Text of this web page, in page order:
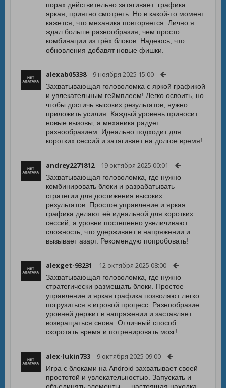
порах действительно затягивает: графика
яркая, приятно смотреть. Но в какой-то момент
кажется, что механика повторяется. Лично я
ждал больше разнообразия, чем просто
комбинации из трёх блоков. Надеюсь, что
обновления добавят новые фишки.
alexab05338 9 ноября 2025 15:00
Захватывающая головоломка с яркой графикой
и увлекательным геймплеем! Легко освоить, но
чтобы достичь высоких результатов, нужно
приложить усилия. Каждый уровень приносит
новые вызовы, а механика радует
разнообразием. Идеально подходит для
коротких сессий и затягивает на долгое время!
andrey2271812 19 октября 2025 00:01
Захватывающая головоломка, где нужно
комбинировать блоки и разрабатывать
стратегии для достижения высоких
результатов. Простое управление и яркая
графика делают её идеальной для коротких
сессий, а уровни постепенно увеличивают
сложность, что удерживает в напряжении и
вызывает азарт. Рекомендую попробовать!
alexget-93231 12 октября 2025 08:00
Захватывающая головоломка, где нужно
стратегически размещать блоки. Простое
управление и яркая графика позволяют легко
погрузиться в игровой процесс. Разнообразие
уровней держит в напряжении и заставляет
возвращаться снова. Отличный способ
скоротать время и потренировать мозг!
alex-lukin733 9 октября 2025 09:00
Игра с блоками на Android захватывает своей
простотой и увлекательностью. Запускать и